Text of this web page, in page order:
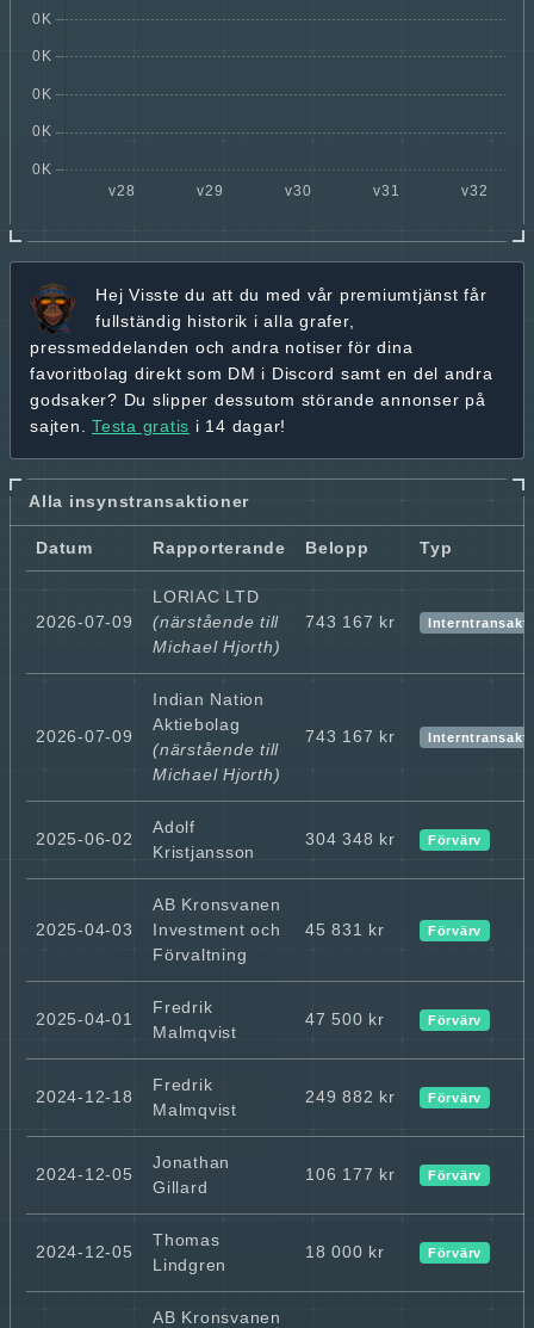
Hej Visste du att du med vår premiumtjänst får
fullständig historik i alla grafer,
pressmeddelanden och andra notiser för dina
favoritbolag direkt som DM i Discord samt en del andra
godsaker? Du slipper dessutom störande annonser på
sajten. Testa gratis i 14 dagar!
Alla insynstransaktioner
Datum Rapporterande Belopp Typ
2026-07-09
LORIAC LTD
(närstående till
Michael Hjorth)
743 167 kr
2026-07-09
Indian Nation
Aktiebolag
(närstående till
Michael Hjorth)
743 167 kr
2025-06-02
Adolf
Kristjansson
304 348 kr Förvärv
2025-04-03
AB Kronsvanen
Investment och
Förvaltning
45 831 kr Förvärv
2025-04-01
Fredrik
Malmqvist
47 500 kr Förvärv
2024-12-18
Fredrik
Malmqvist
249 882 kr Förvärv
2024-12-05
Jonathan
Gillard
106 177 kr Förvärv
2024-12-05
Thomas
Lindgren
18 000 kr Förvärv
AB Kronsvanen